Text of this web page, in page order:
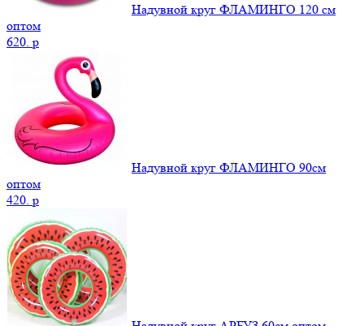
Надувной круг ФЛАМИНГО 120 см
оптом
620. p
Надувной круг ФЛАМИНГО 90см
оптом
420. p